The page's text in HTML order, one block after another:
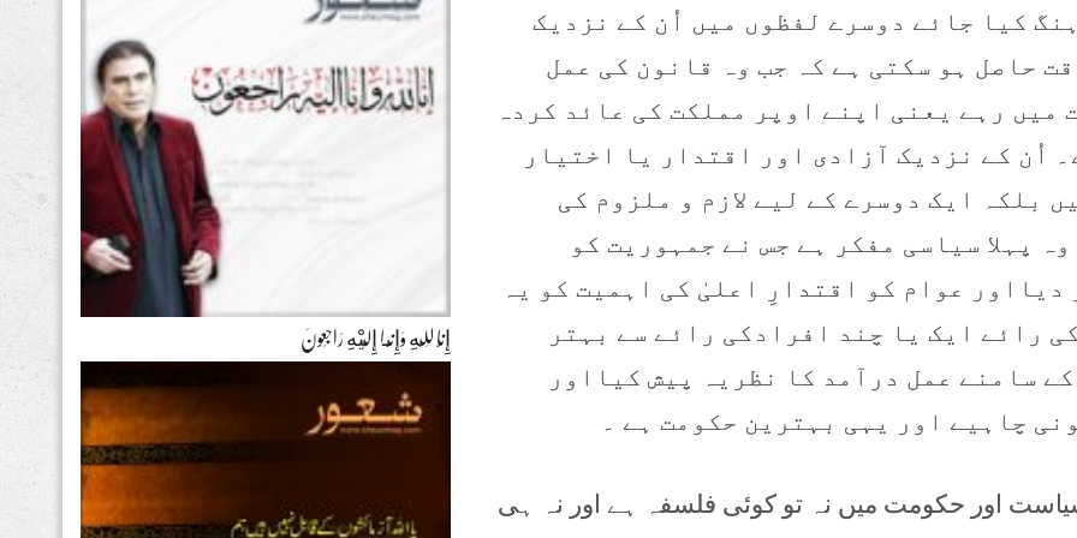
کیا جائے دوسرے لفظوں میں اُن کے نزدیک
حاصل ہو سکتی ہے کہ جب وہ قانون کی عمل
میں رہے یعنی اپنے اوپر مملکت کی عائد کردہ
اُن کے نزدیک آزادی اور اقتدار یا اختیار
بلکہ ایک دوسرے کے لیے لازم و ملزوم کی
پہلا سیاسی مفکر ہے جس نے جمہوریت کو
عوام کو اقتدارِ اعلیٰ کی اہمیت کو یہ
رائے ایک یا چند افرادکی رائے سے بہتر
سامنے عمل درآمد کا نظریہ پیش کیااور
چاہیے اور یہی بہترین حکومت ہے ۔
اور حکومت میں نہ تو کوئی فلسفہ ہے اور نہ ہی
إِنَّا لِلّهِ وَإِنَّـا إِلَيْهِ رَاجِعونَ